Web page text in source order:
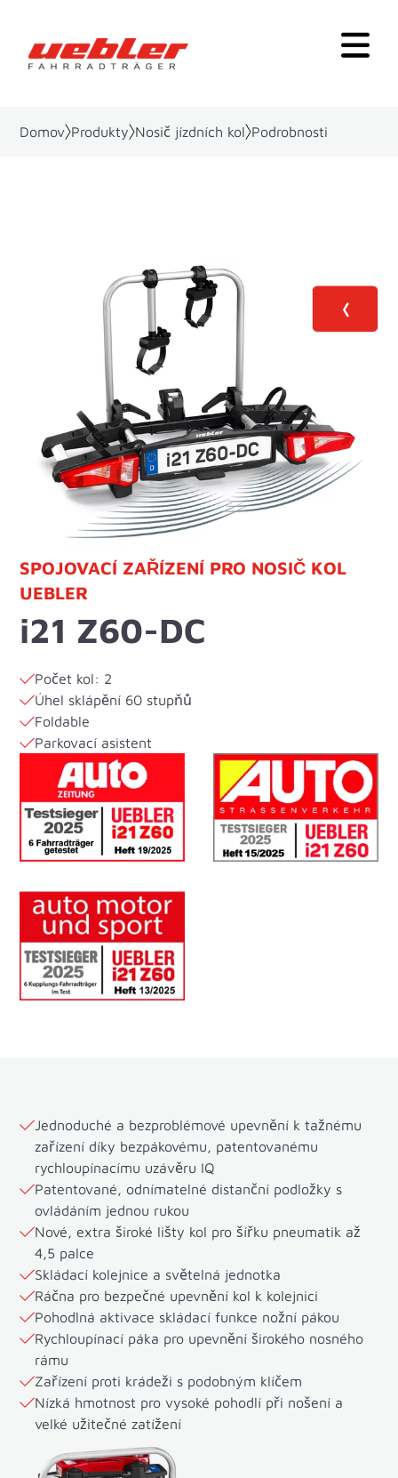
Domov Produkty Nosič jízdních kol Podrobnosti
SPOJOVACÍ ZAŘÍZENÍ PRO NOSIČ KOL
UEBLER
i21 Z60-DC
Počet kol: 2
Úhel sklápění 60 stupňů
Foldable
Parkovací asistent
Jednoduché a bezproblémové upevnění k tažnému
zařízení díky bezpákovému, patentovanému
rychloupínacímu uzávěru IQ
Patentované, odnímatelné distanční podložky s
ovládáním jednou rukou
Nové, extra široké lišty kol pro šířku pneumatik až
4,5 palce
Skládací kolejnice a světelná jednotka
Ráčna pro bezpečné upevnění kol k kolejnici
Pohodlná aktivace skládací funkce nožní pákou
Rychloupínací páka pro upevnění širokého nosného
rámu
Zařízení proti krádeži s podobným klíčem
Nízká hmotnost pro vysoké pohodlí při nošení a
velké užitečné zatížení